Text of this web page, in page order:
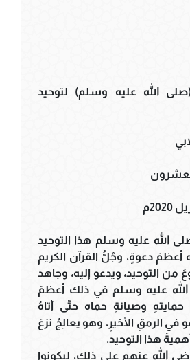
الله عليه وسلم) لتوحيد
العشرون
الله عليه وسلم هذا التوحيد
أعظمَ دعوةٍ، وجُلُّ القرآن الكريم
من التوحيد، ويدعو إليه، وجاهد
عليه وسلم في ذلك أعظمَ
وصيانةِ حماه حتّى أتاهُ
في الرمقِ الأخيرِ، وهو يعالِجُ نزعَ
هذا التوحيد.
الله عنهم على ذلك، ليكونوا